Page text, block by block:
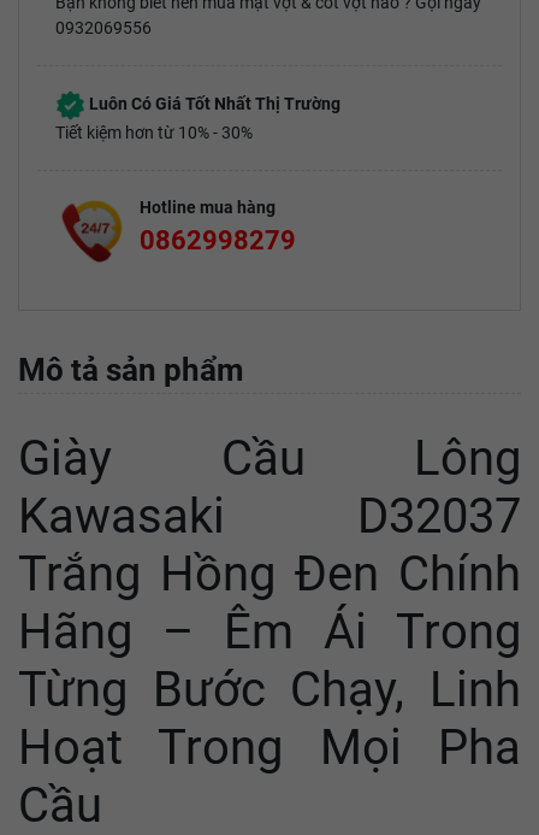
0932069556
Luôn Có Giá Tốt Nhất Thị Trường
Tiết kiệm hơn từ 10% - 30%
Hotline mua hàng
0862998279
Mô tả sản phẩm
Giày Cầu Lông
Kawasaki D32037
Trắng Hồng Đen Chính
Hãng – Êm Ái Trong
Từng Bước Chạy, Linh
Hoạt Trong Mọi Pha
Cầu